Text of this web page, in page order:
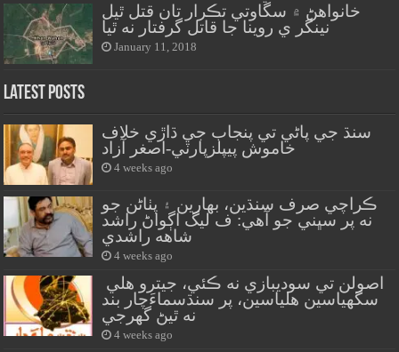
خانواهڻ ۾ سڱاوتي تڪرار تان قتل ٿيل
نينگر ي روينا جا قاتل گرفتار نه ٿيا
January 11, 2018
Latest Posts
سنڌ جي پاڻي تي پنجاب جي ڌاڙي خلاف
خاموش پيپلزپارٽي-اصغر آزاد
4 weeks ago
ڪراچي صرف سنڌين، بهارين ۽ پٺاڻن جو
نه پر سڀني جو آهي: ف ليگ اڳواڻ راشد
شاهه راشدي
4 weeks ago
سگهياسين هلياسين، پر سنڌسماءَچار بند
نه ٿيڻ گهرجي
4 weeks ago